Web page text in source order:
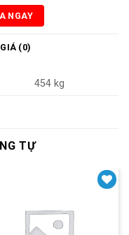
NGAY
(0)
454 kg
TỰ